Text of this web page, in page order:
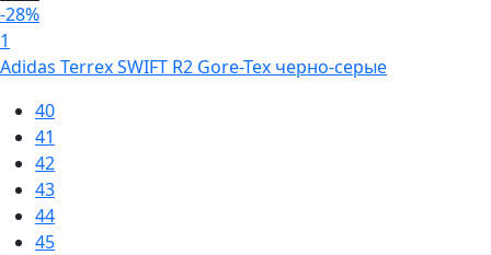
-28%
1
Adidas Terrex SWIFT R2 Gore-Tex черно-серые
40
41
42
43
44
45